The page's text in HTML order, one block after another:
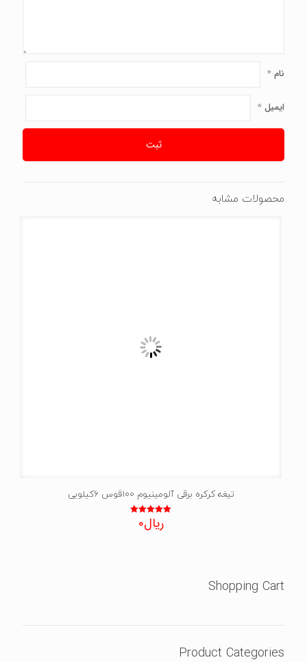
نام*
ایمیل*
محصولات مشابه
تیغه کرکره برقی آلومینیوم 100قوس 6کیلویی
نمره
5.00
ریال0
Shopping Cart
Product Categories